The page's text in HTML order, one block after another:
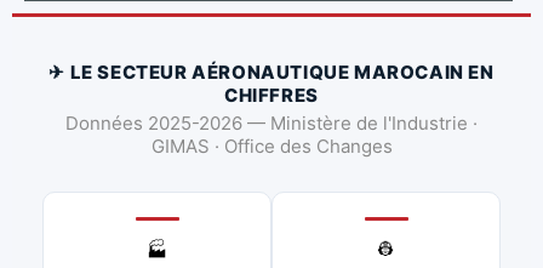
✈ LE SECTEUR AÉRONAUTIQUE MAROCAIN EN
CHIFFRES
Données 2025-2026 — Ministère de l'Industrie ·
GIMAS · Office des Changes
🏭
👷